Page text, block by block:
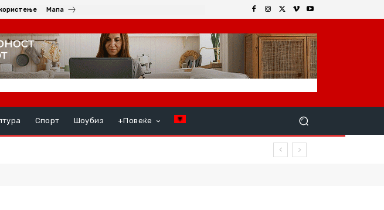
Мапа
Спорт Шоубиз +Повеќе
со водата во Гостивар продолжи